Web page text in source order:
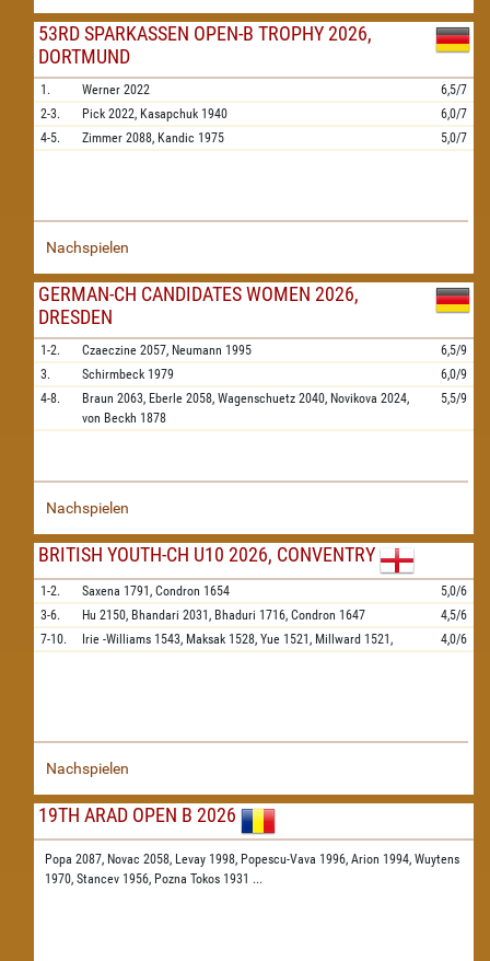
53RD SPARKASSEN OPEN-B TROPHY 2026,
DORTMUND
1. Werner 2022
6,5/7
2-3.
Pick 2022, Kasapchuk 1940
6,0/7
4-5.
Zimmer 2088, Kandic 1975 5,0/7
Nachspielen
GERMAN-CH CANDIDATES WOMEN 2026,
DRESDEN
1-2. Czaeczine 2057, Neumann 1995
6,5/9
3.
Schirmbeck 1979
6,0/9
4-8.
Braun 2063, Eberle 2058, Wagenschuetz 2040, Novikova 2024,
von Beckh 1878
5,5/9
Nachspielen
BRITISH YOUTH-CH U10 2026, CONVENTRY
1-2. Saxena 1791, Condron 1654
5,0/6
3-6.
Hu 2150, Bhandari 2031, Bhaduri 1716, Condron 1647
4,5/6
7-10.
Irie -Williams 1543, Maksak 1528, Yue 1521, Millward 1521, 4,0/6
Nachspielen
19TH ARAD OPEN B 2026
Popa 2087, Novac 2058, Levay 1998, Popescu-Vava 1996, Arion 1994, Wuytens
1970, Stancev 1956, Pozna Tokos 1931 ...